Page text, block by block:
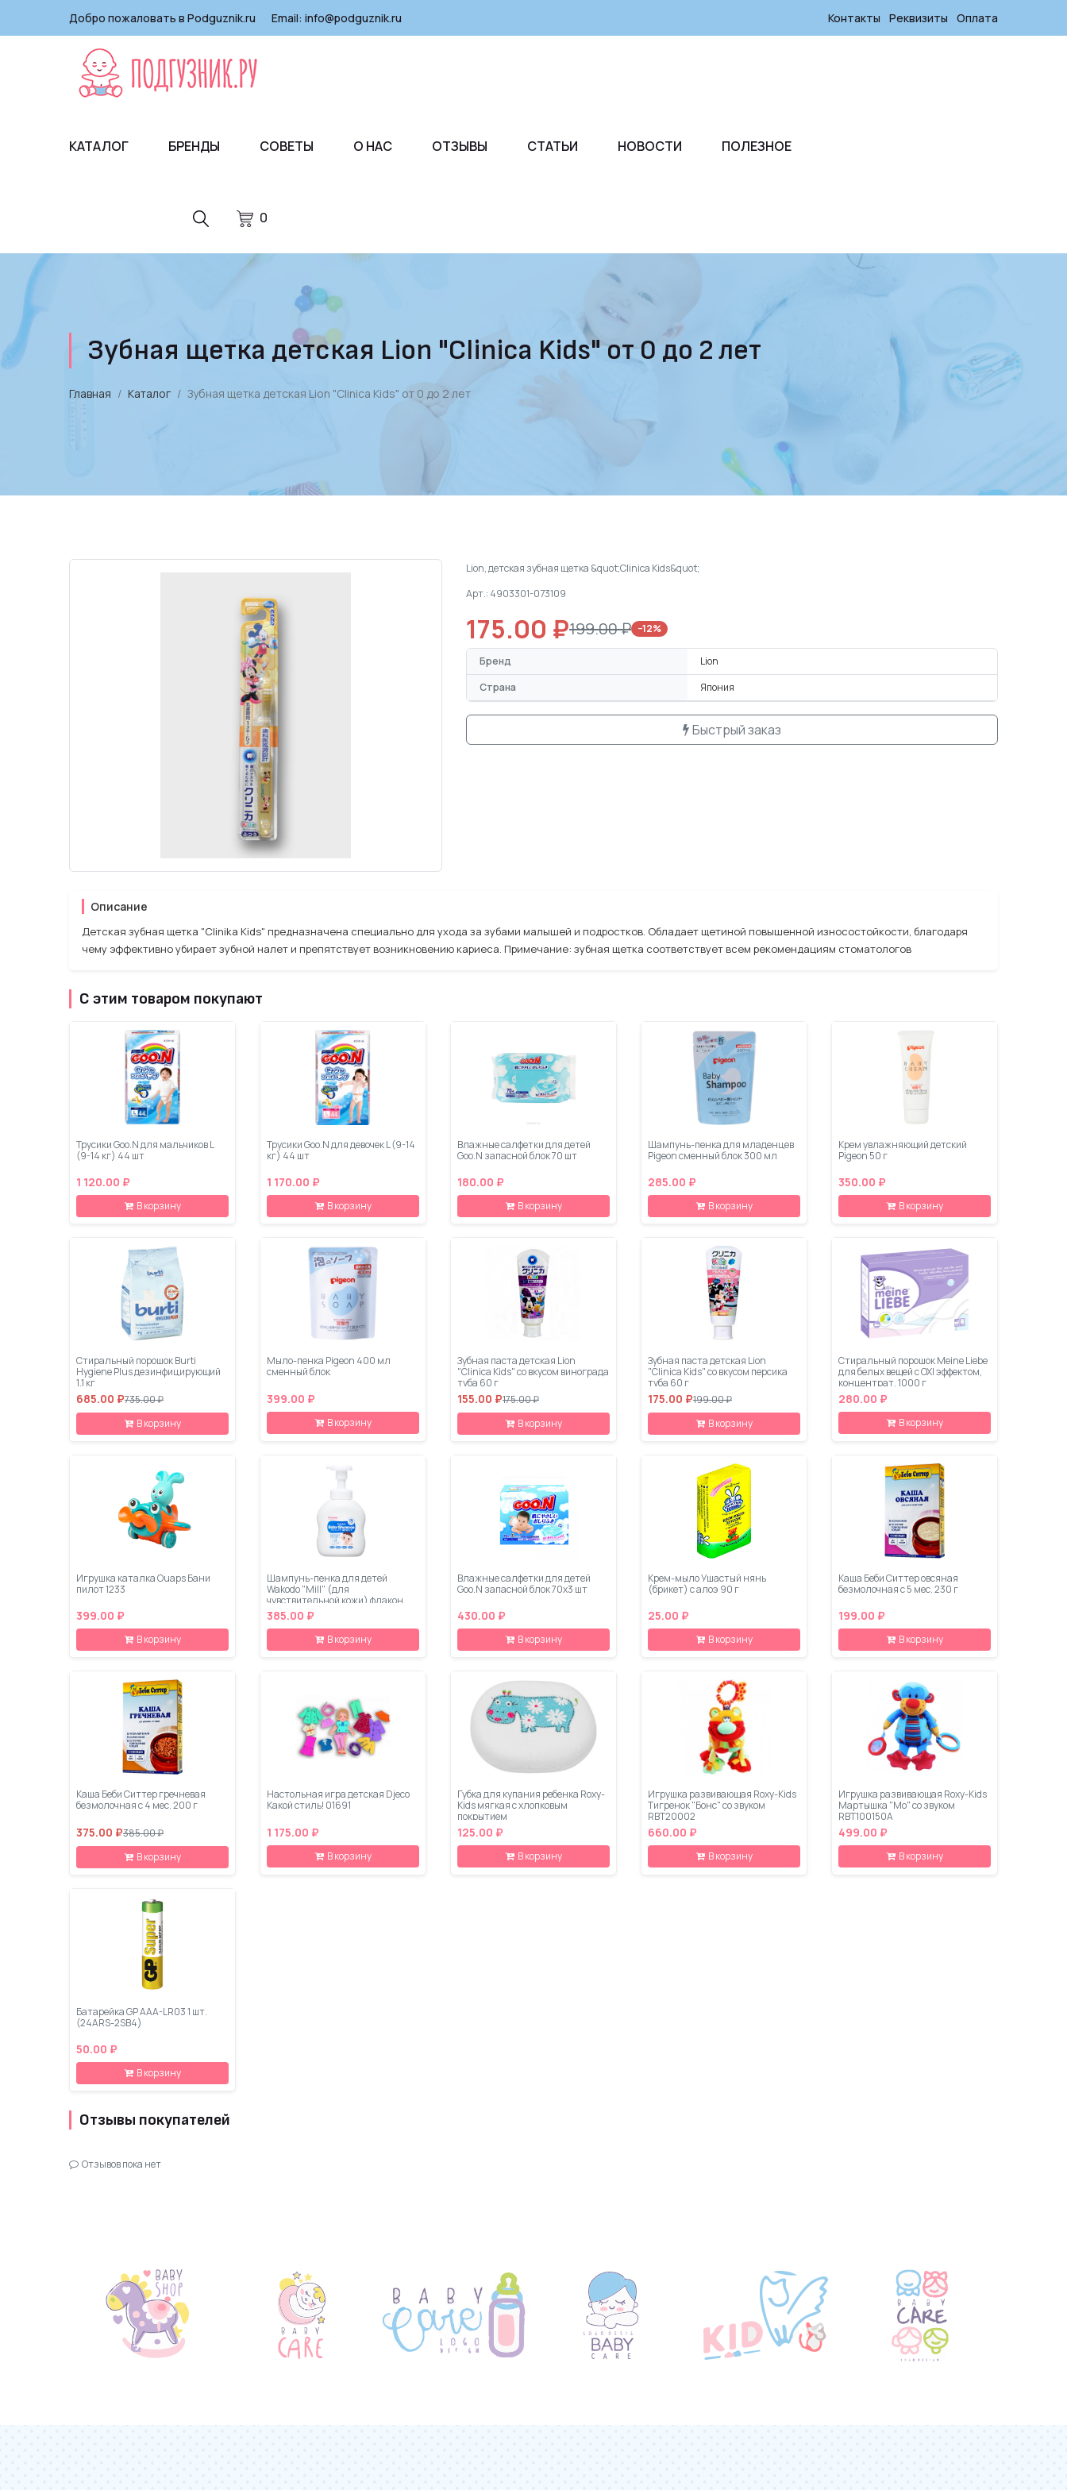
Добро пожаловать в Podguznik.ru Email: info@podguznik.ru Контакты Реквизиты Оплата
0
КАТАЛОГ БРЕНДЫ СОВЕТЫ О НАС ОТЗЫВЫ СТАТЬИ НОВОСТИ ПОЛЕЗНОЕ
Зубная щетка детская Lion "Clinica Kids" от 0 до 2 лет
Главная Каталог Зубная щетка детская Lion "Clinica Kids" от 0 до 2 лет
Lion, детская зубная щетка &quot;Clinica Kids&quot;
Арт.: 4903301-073109
175.00 ₽199.00 ₽ −12%
Бренд
Lion
Страна
Япония
Быстрый заказ
Описание
Детская зубная щетка "Clinika Kids" предназначена специально для ухода за зубами малышей и подростков. Обладает щетиной повышенной износостойкости, благодаря
чему эффективно убирает зубной налет и препятствует возникновению кариеса. Примечание: зубная щетка соответствует всем рекомендациям стоматологов
С этим товаром покупают
Трусики Goo.N для мальчиков L
(9-14 кг) 44 шт
1 120.00 ₽
В корзину
Трусики Goo.N для девочек L (9-14
кг) 44 шт
1 170.00 ₽
В корзину
Влажные салфетки для детей
Goo.N запасной блок 70 шт
180.00 ₽
В корзину
Шампунь-пенка для младенцев
Pigeon сменный блок 300 мл
285.00 ₽
В корзину
Крем увлажняющий детский
Pigeon 50 г
350.00 ₽
В корзину
Стиральный порошок Burti
Hygiene Plus дезинфицирующий
1.1 кг
685.00 ₽735.00 ₽
В корзину
Мыло-пенка Pigeon 400 мл
сменный блок
399.00 ₽
В корзину
Зубная паста детская Lion
"Clinica Kids" со вкусом винограда
туба 60 г
155.00 ₽175.00 ₽
В корзину
Зубная паста детская Lion
"Clinica Kids" со вкусом персика
туба 60 г
175.00 ₽199.00 ₽
В корзину
Стиральный порошок Meine Liebe
для белых вещей с OXI эффектом,
концентрат, 1000 г
280.00 ₽
В корзину
Игрушка каталка Ouaps Бани
пилот 1233
399.00 ₽
В корзину
Шампунь-пенка для детей
Wakodo "Mill" (для
чувствительной кожи) флакон
450 мл.
385.00 ₽
В корзину
Влажные салфетки для детей
Goo.N запасной блок 70х3 шт
430.00 ₽
В корзину
Крем-мыло Ушастый нянь
(брикет) с алоэ 90 г
25.00 ₽
В корзину
Каша Беби Ситтер овсяная
безмолочная с 5 мес. 230 г
199.00 ₽
В корзину
Каша Беби Ситтер гречневая
безмолочная с 4 мес. 200 г
375.00 ₽385.00 ₽
В корзину
Настольная игра детская Djeco
Какой стиль! 01691
1 175.00 ₽
В корзину
Губка для купания ребенка Roxy-
Kids мягкая с хлопковым
покрытием
125.00 ₽
В корзину
Игрушка развивающая Roxy-Kids
Тигренок "Бонс" со звуком
RBT20002
660.00 ₽
В корзину
Игрушка развивающая Roxy-Kids
Мартышка "Мо" со звуком
RBT100150А
499.00 ₽
В корзину
Батарейка GP AAA-LR03 1 шт.
(24ARS-2SB4)
50.00 ₽
В корзину
Отзывы покупателей
Отзывов пока нет